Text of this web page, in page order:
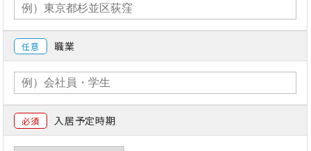
任意 職業
必須 入居予定時期